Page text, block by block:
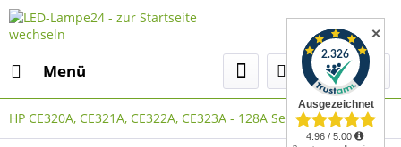
Menü
HP CE320A, CE321A, CE322A, CE323A - 128A Serie
✕